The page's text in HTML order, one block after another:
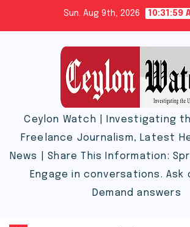
Sun. Aug 9th, 2026 10:31:59
Ceylon Watch | Investigating
Freelance Journalism, Latest
News | Share This Information:
Engage in conversations. Ask
Demand answers